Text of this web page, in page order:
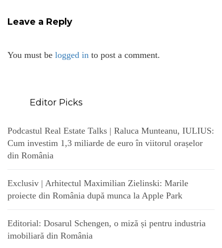
Leave a Reply
You must be logged in to post a comment.
Editor Picks
Podcastul Real Estate Talks | Raluca Munteanu, IULIUS:
Cum investim 1,3 miliarde de euro în viitorul orașelor
din România
Exclusiv | Arhitectul Maximilian Zielinski: Marile
proiecte din România după munca la Apple Park
Editorial: Dosarul Schengen, o miză și pentru industria
imobiliară din România